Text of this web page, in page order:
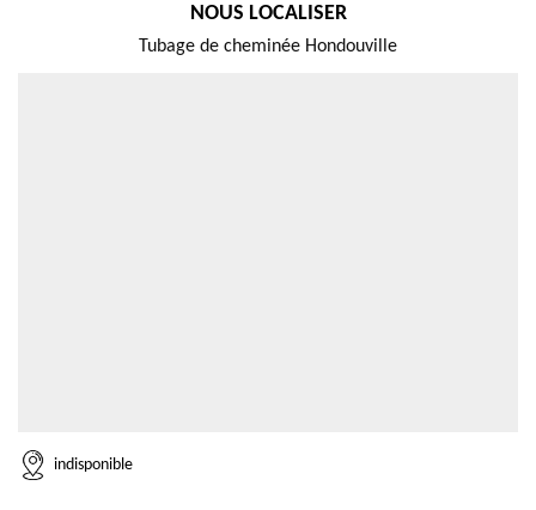
NOUS LOCALISER
Tubage de cheminée Hondouville
indisponible